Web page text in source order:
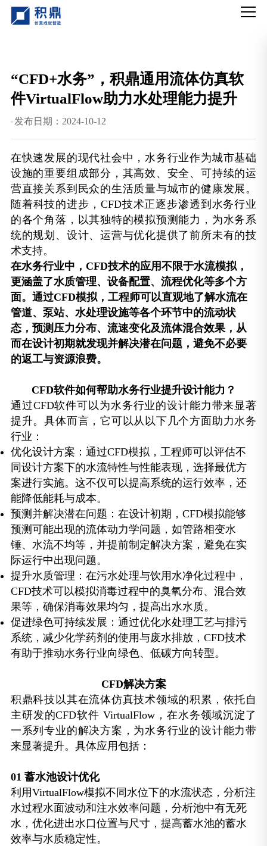
“CFD+水务”，积鼎通用流体仿真软
件VirtualFlow助力水处理能力提升
发布日期：2024-10-12
在快速发展的现代社会中，水务行业作为城市基础
设施的重要组成部分，其高效、安全、可持续的运
营直接关系到民众的生活质量与城市的健康发展。
随着科技的进步，CFD技术正逐步渗透到水务行业
的各个角落，以其独特的模拟预测能力，为水务系
统的规划、设计、运营与优化提供了前所未有的技
术支持。
在水务行业中，CFD技术的应用不限于水流模拟，
更涵盖了水质管理、设备配置、流程优化等多个方
面。通过CFD模拟，工程师可以直观地了解水流在
管道、泵站、水处理设施等各个环节中的流动状
态，预测压力分布、流速变化及流体混合效果，从
而在设计初期就发现并解决潜在问题，避免不必要
的返工与资源浪费。
CFD软件如何帮助水务行业提升设计能力？
通过CFD软件可以为水务行业的设计能力带来显著
提升。具体而言，它可以从以下几个方面助力水务
行业：
优化设计方案：通过CFD模拟，工程师可以评估不
同设计方案下的水流特性与性能表现，选择最优方
案进行实施。这不仅可以提高系统的运行效率，还
能降低能耗与成本。
预测并解决潜在问题：在设计初期，CFD模拟能够
预测可能出现的流体动力学问题，如管路相变水
锤、水流不均等，并提前制定解决方案，避免在实
际运行中出现问题。
提升水质管理：在污水处理与饮用水净化过程中，
CFD技术可以模拟消毒过程中的臭氧分布、混合效
果等，确保消毒效果均匀，提高出水水质。
促进绿色可持续发展：通过优化水处理工艺与排污
系统，减少化学药剂的使用与废水排放，CFD技术
有助于推动水务行业向绿色、低碳方向转型。
CFD解决方案
积鼎科技以其在流体仿真技术领域的积累，依托自
主研发的CFD软件 VirtualFlow，在水务领域沉淀了
一系列专业的解决方案，为水务行业的设计能力带
来显著提升。具体应用包括：
01 蓄水池设计优化
利用VirtualFlow模拟不同水位下的水流状态，分析注
水过程水面波动和注水效率问题，分析池中有无死
水，优化进出水口位置与尺寸，提高蓄水池的蓄水
效率与水质稳定性。